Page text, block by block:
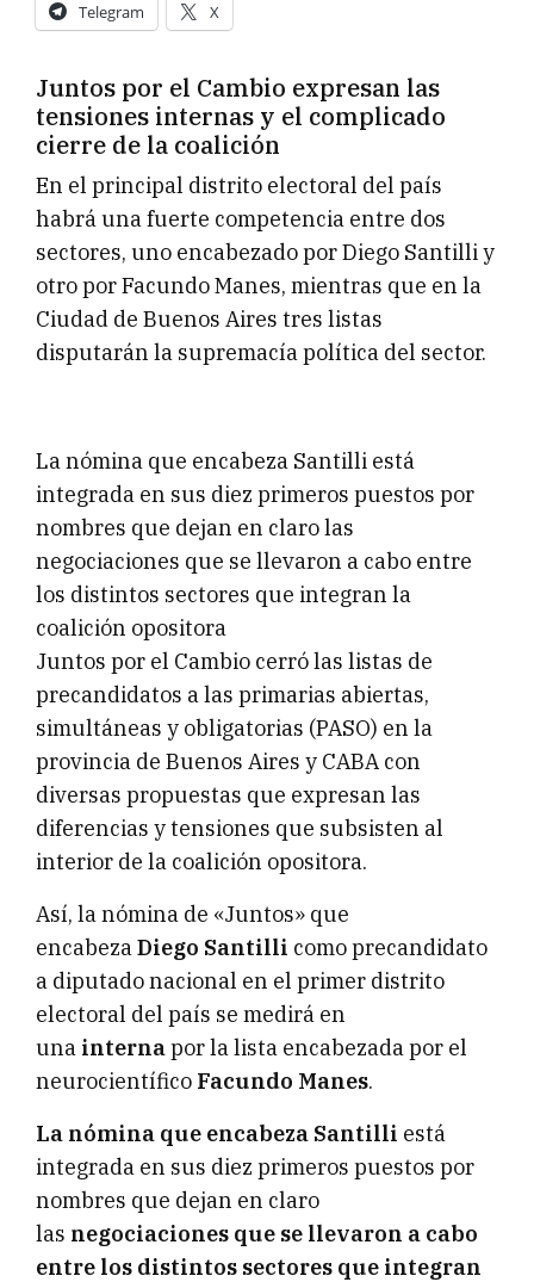
Telegram X
Juntos por el Cambio expresan las
tensiones internas y el complicado
cierre de la coalición
En el principal distrito electoral del país
habrá una fuerte competencia entre dos
sectores, uno encabezado por Diego Santilli y
otro por Facundo Manes, mientras que en la
Ciudad de Buenos Aires tres listas
disputarán la supremacía política del sector.
La nómina que encabeza Santilli está
integrada en sus diez primeros puestos por
nombres que dejan en claro las
negociaciones que se llevaron a cabo entre
los distintos sectores que integran la
coalición opositora
Juntos por el Cambio cerró las listas de
precandidatos a las primarias abiertas,
simultáneas y obligatorias (PASO) en la
provincia de Buenos Aires y CABA con
diversas propuestas que expresan las
diferencias y tensiones que subsisten al
interior de la coalición opositora.
Así, la nómina de «Juntos» que
encabezaDiego Santilli como precandidato
a diputado nacional en el primer distrito
electoral del país se medirá en
una internapor la lista encabezada por el
neurocientífico Facundo Manes.
La nómina que encabeza Santilli está
integrada en sus diez primeros puestos por
nombres que dejan en claro
las negociaciones que se llevaron a cabo
entre los distintos sectores que integran